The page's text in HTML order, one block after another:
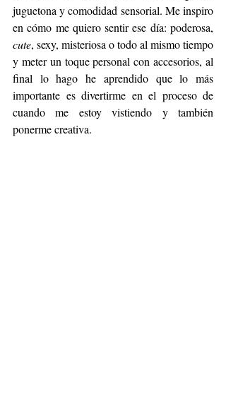
juguetona y comodidad sensorial. Me inspiro
cute, sexy, misteriosa o todo al mismo tiempo
y meter un toque personal con accesorios, al
final lo hago he aprendido que lo más
importante es divertirme en el proceso de
cuando me estoy vistiendo y también
ponerme creativa.